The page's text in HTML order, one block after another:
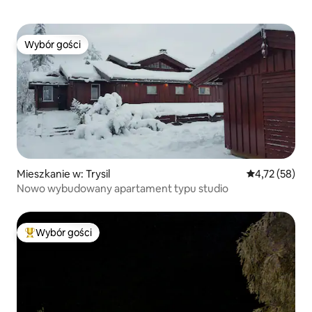
Wybór gości
Wybór gości
Mieszkanie w: Trysil Średnia
4,72 (58)
Nowo wybudowany apartament typu studio
Najpopularniejsze z kategorii Wybór gości
Wybór gości